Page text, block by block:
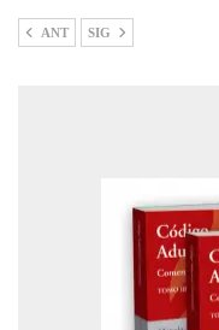
ANT SIG